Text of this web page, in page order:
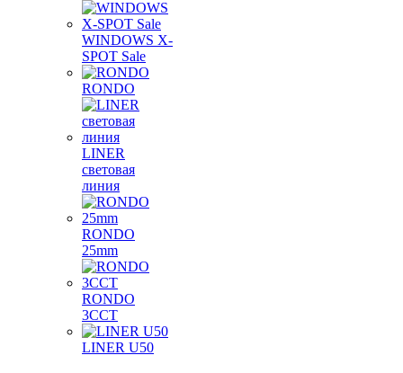
WINDOWS X-
SPOT Sale
RONDO
LINER
световая
линия
RONDO
25mm
RONDO
3CCT
LINER U50